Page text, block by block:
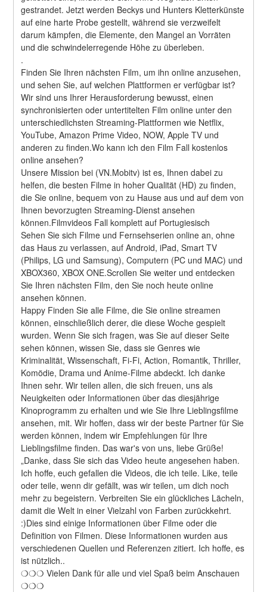
gestrandet. Jetzt werden Beckys und Hunters Kletterkünste
auf eine harte Probe gestellt, während sie verzweifelt
darum kämpfen, die Elemente, den Mangel an Vorräten
und die schwindelerregende Höhe zu überleben.
.
Finden Sie Ihren nächsten Film, um ihn online anzusehen,
und sehen Sie, auf welchen Plattformen er verfügbar ist?
Wir sind uns Ihrer Herausforderung bewusst, einen
synchronisierten oder untertitelten Film online unter den
unterschiedlichsten Streaming-Plattformen wie Netflix,
YouTube, Amazon Prime Video, NOW, Apple TV und
anderen zu finden.Wo kann ich den Film Fall kostenlos
online ansehen?
Unsere Mission bei (VN.Mobitv) ist es, Ihnen dabei zu
helfen, die besten Filme in hoher Qualität (HD) zu finden,
die Sie online, bequem von zu Hause aus und auf dem von
Ihnen bevorzugten Streaming-Dienst ansehen
können.Filmvideos Fall komplett auf Portugiesisch
Sehen Sie sich Filme und Fernsehserien online an, ohne
das Haus zu verlassen, auf Android, iPad, Smart TV
(Philips, LG und Samsung), Computern (PC und MAC) und
XBOX360, XBOX ONE.Scrollen Sie weiter und entdecken
Sie Ihren nächsten Film, den Sie noch heute online
ansehen können.
Happy Finden Sie alle Filme, die Sie online streamen
können, einschließlich derer, die diese Woche gespielt
wurden. Wenn Sie sich fragen, was Sie auf dieser Seite
sehen können, wissen Sie, dass sie Genres wie
Kriminalität, Wissenschaft, Fi-Fi, Action, Romantik, Thriller,
Komödie, Drama und Anime-Filme abdeckt. Ich danke
Ihnen sehr. Wir teilen allen, die sich freuen, uns als
Neuigkeiten oder Informationen über das diesjährige
Kinoprogramm zu erhalten und wie Sie Ihre Lieblingsfilme
ansehen, mit. Wir hoffen, dass wir der beste Partner für Sie
werden können, indem wir Empfehlungen für Ihre
Lieblingsfilme finden. Das war's von uns, liebe Grüße!
„Danke, dass Sie sich das Video heute angesehen haben.
Ich hoffe, euch gefallen die Videos, die ich teile. Like, teile
oder teile, wenn dir gefällt, was wir teilen, um dich noch
mehr zu begeistern. Verbreiten Sie ein glückliches Lächeln,
damit die Welt in einer Vielzahl von Farben zurückkehrt.
:)Dies sind einige Informationen über Filme oder die
Definition von Filmen. Diese Informationen wurden aus
verschiedenen Quellen und Referenzen zitiert. Ich hoffe, es
ist nützlich..
❍❍❍ Vielen Dank für alle und viel Spaß beim Anschauen
❍❍❍